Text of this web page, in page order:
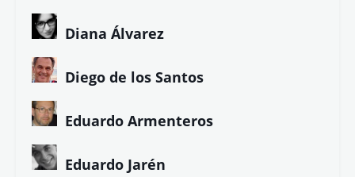
Diana Álvarez
Diego de los Santos
Eduardo Armenteros
Eduardo Jarén